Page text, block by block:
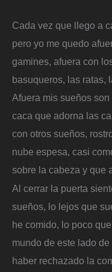
Cada vez que llego a
pero yo me quedo
gamines, afuera con
basuqueros, las ratas,
Afuera mis sueños
caca que adorna las
con otros sueños,
nube espesa, casi
sobre la cabeza y que
Al cerrar la puerta
sueños, lo lejos que
he comido, lo poco
mundo de este lado
haber rechazado la